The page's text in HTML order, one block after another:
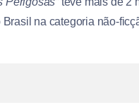
na categoria não-